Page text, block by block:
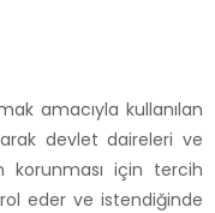
amacıyla kullanılan
devlet daireleri ve
korunması için tercih
eder ve istendiğinde